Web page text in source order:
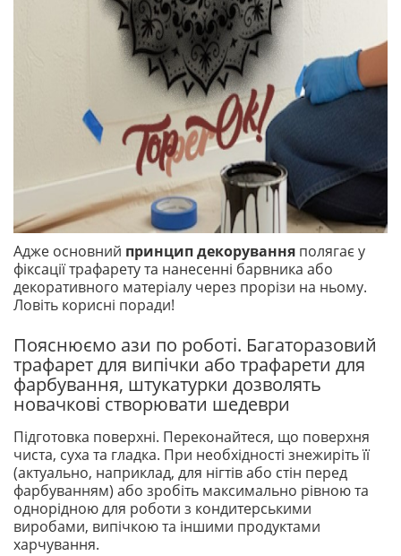
Адже основний принцип декорування полягає у
фіксації трафарету та нанесенні барвника або
декоративного матеріалу через прорізи на ньому.
Ловіть корисні поради!
Пояснюємо ази по роботі. Багаторазовий
трафарет для випічки або трафарети для
фарбування, штукатурки дозволять
новачкові створювати шедеври
Підготовка поверхні. Переконайтеся, що поверхня
чиста, суха та гладка. При необхідності знежиріть її
(актуально, наприклад, для нігтів або стін перед
фарбуванням) або зробіть максимально рівною та
однорідною для роботи з кондитерськими
виробами, випічкою та іншими продуктами
харчування.